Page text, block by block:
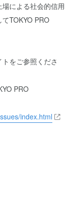
による社会的信用
TOKYO PRO
をご参照くださ
PRO
index.html